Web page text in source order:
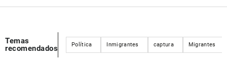
Temas
recomendados
Política Inmigrantes captura Migrantes